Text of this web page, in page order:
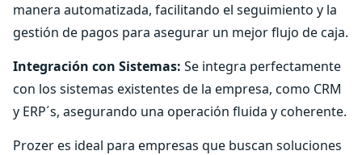
manera automatizada, facilitando el seguimiento y la
gestión de pagos para asegurar un mejor flujo de caja.
Integración con Sistemas: Se integra perfectamente
con los sistemas existentes de la empresa, como CRM
y ERP´s, asegurando una operación fluida y coherente.
Prozer es ideal para empresas que buscan soluciones